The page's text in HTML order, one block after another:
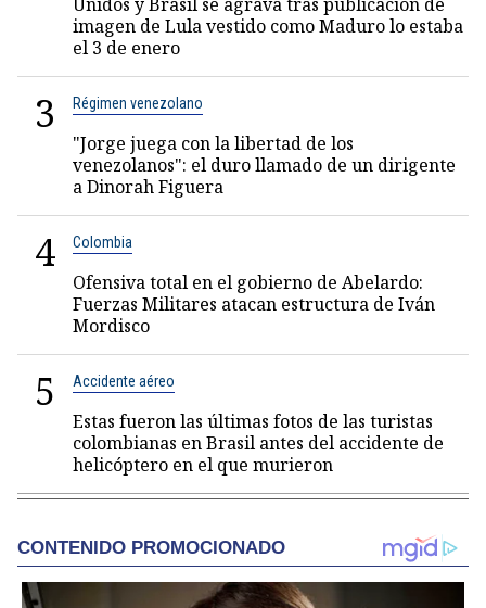
imagen de Lula vestido como Maduro lo estaba
el 3 de enero
3 Régimen venezolano
"Jorge juega con la libertad de los
venezolanos": el duro llamado de un dirigente
a Dinorah Figuera
4 Colombia
Ofensiva total en el gobierno de Abelardo:
Fuerzas Militares atacan estructura de Iván
Mordisco
5 Accidente aéreo
Estas fueron las últimas fotos de las turistas
colombianas en Brasil antes del accidente de
helicóptero en el que murieron